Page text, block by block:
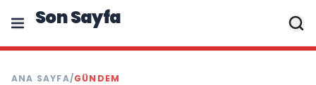
Son Sayfa
ANA SAYFA/GÜNDEM